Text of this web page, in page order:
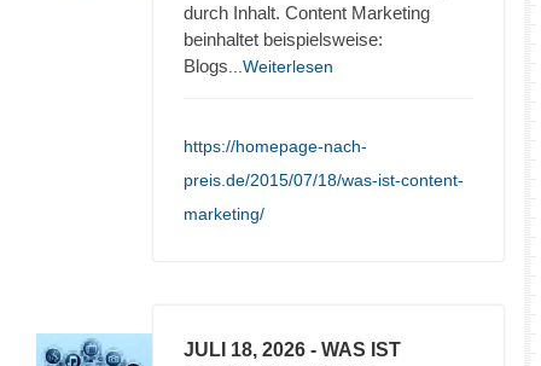
durch Inhalt. Content Marketing
beinhaltet beispielsweise:
Blogs ...Weiterlesen
https://homepage-nach-
preis.de/2015/07/18/was-ist-content-
marketing/
JULI 18, 2026 - WAS IST